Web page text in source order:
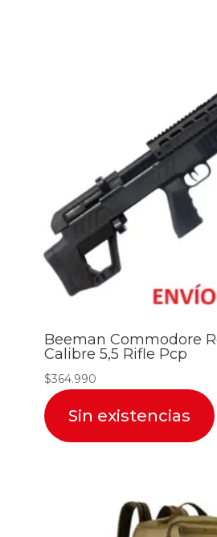
Beeman Commodore
Calibre 5,5 Rifle Pcp
$364.990
Sin existencias